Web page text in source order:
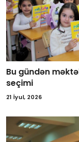
Bu gündən
seçimi
21 İyul, 2026